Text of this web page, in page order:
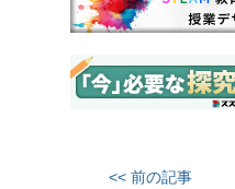
<< 前の記事